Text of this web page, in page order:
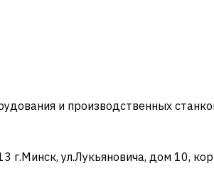
и производственных
ул.Лукьяновича, дом 10,